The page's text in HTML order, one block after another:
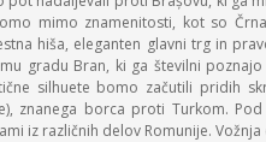
mimo znamenitosti, kot so
hiša, eleganten glavni trg in
gradu Bran, ki ga številni
silhuete bomo začutili pridih
znanega borca proti Turkom.
iz različnih delov Romunije.